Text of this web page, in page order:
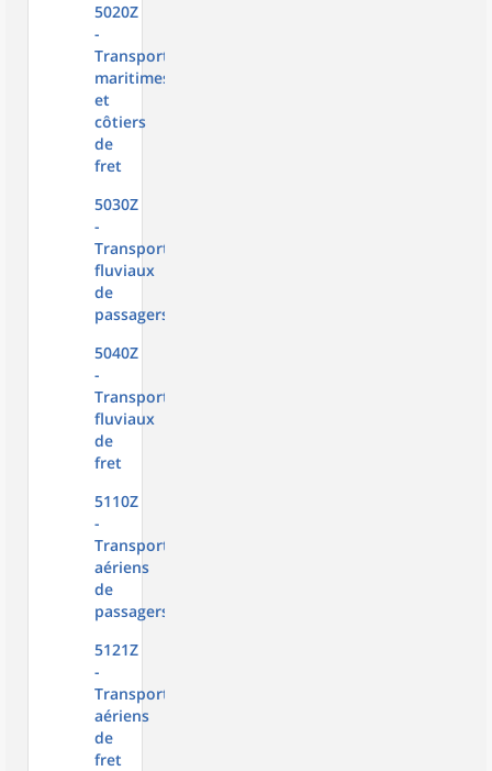
5020Z
-
Transports
maritimes
et
côtiers
de
fret
5030Z
-
Transports
fluviaux
de
passagers
5040Z
-
Transports
fluviaux
de
fret
5110Z
-
Transports
aériens
de
passagers
5121Z
-
Transports
aériens
de
fret